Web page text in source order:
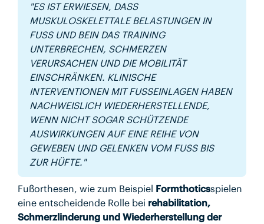
"ES IST ERWIESEN, DASS
MUSKULOSKELETTALE BELASTUNGEN IN
FUSS UND BEIN DAS TRAINING U
NTERBRECHEN, SCHMERZEN V
ERURSACHEN UND DIE MOBILITÄT E
INSCHRÄNKEN. KLINISCHE I
NTERVENTIONEN MIT FUSSEINLAGEN HABEN NA
CHWEISLICH WIEDERHERSTELLENDE, WE
NN NICHT SOGAR SCHÜTZENDE AU
SWIRKUNGEN AUF EINE REIHE VON GE
WEBEN UND GELENKEN VOM FUSS BIS ZUR
HÜFTE."
Fußorthesen, wie zum Beispiel Formthoticsspielen
eine entscheidende Rolle bei rehabilitation,
Schmerzlinderung und Wiederherstellung der